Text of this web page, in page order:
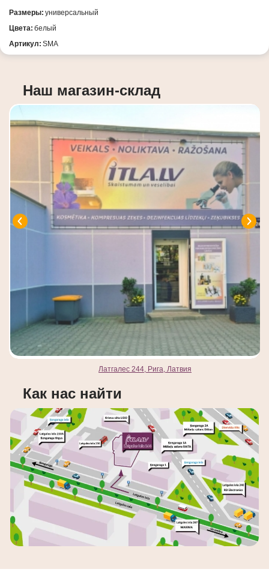
Размеры: универсальный
Цвета: белый
Артикул: SMA
Наш магазин-склад
Латгалес 244, Рига, Латвия
Как нас найти